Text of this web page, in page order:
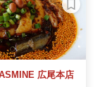
広尾本店